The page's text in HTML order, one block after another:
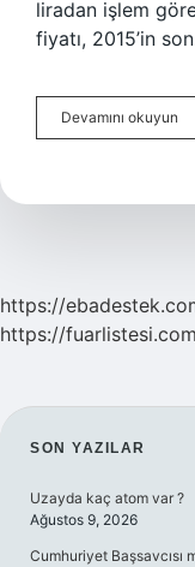
liradan işlem
fiyatı, 2015’in
Devamını okuyun
De
https://
https://
SON YAZILAR
Uzayda kaç atom var ?
Ağustos 9, 2026
Cumhuriyet Başsavcısı